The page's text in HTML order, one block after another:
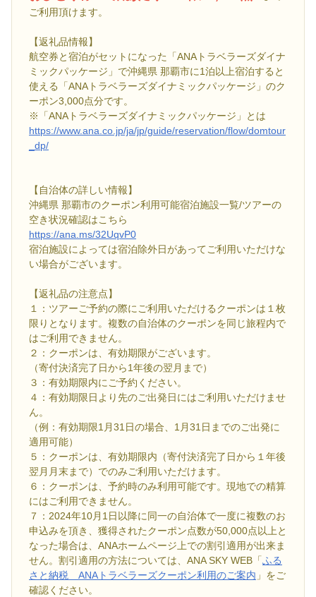
ご利用頂けます。
【返礼品情報】
航空券と宿泊がセットになった「ANAトラベラーズダイナ
ミックパッケージ」で沖縄県 那覇市に1泊以上宿泊すると
使える「ANAトラベラーズダイナミックパッケージ」のク
ーポン3,000点分です。
※「ANAトラベラーズダイナミックパッケージ」とは
https://www.ana.co.jp/ja/jp/guide/reservation/flow/domtour
_dp/
【自治体の詳しい情報】
沖縄県 那覇市のクーポン利用可能宿泊施設一覧/ツアーの
空き状況確認はこちら
https://ana.ms/32UqvP0
宿泊施設によっては宿泊除外日があってご利用いただけな
い場合がございます。
【返礼品の注意点】
１：ツアーご予約の際にご利用いただけるクーポンは１枚
限りとなります。複数の自治体のクーポンを同じ旅程内で
はご利用できません。
２：クーポンは、有効期限がございます。
（寄付決済完了日から1年後の翌月まで）
３：有効期限内にご予約ください。
４：有効期限日より先のご出発日にはご利用いただけませ
ん。
（例：有効期限1月31日の場合、1月31日までのご出発に
適用可能）
５：クーポンは、有効期限内（寄付決済完了日から１年後
翌月月末まで）でのみご利用いただけます。
６：クーポンは、予約時のみ利用可能です。現地での精算
にはご利用できません。
７：2024年10月1日以降に同一の自治体で一度に複数のお
申込みを頂き、獲得されたクーポン点数が50,000点以上と
なった場合は、ANAホームページ上での割引適用が出来ま
せん。割引適用の方法については、ANA SKY WEB「ふる
さと納税 ANAトラベラーズクーポン利用のご案内 」をご
確認ください。